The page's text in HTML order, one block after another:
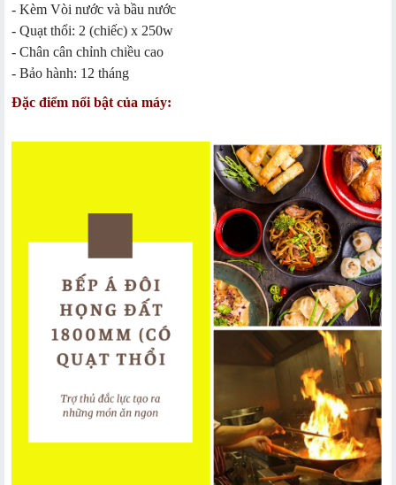
- Kèm Vòi nước và bầu nước
- Quạt thổi: 2 (chiếc) x 250w
- Chân cân chỉnh chiều cao
- Bảo hành: 12 tháng
Đặc điểm nổi bật của máy: